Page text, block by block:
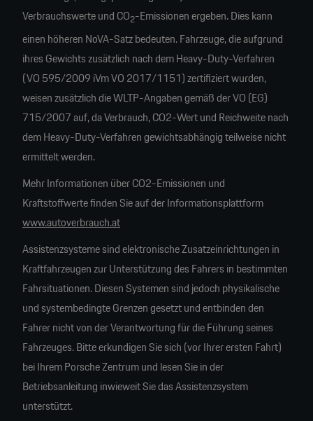
Verbrauchswerte und CO2-Emissionen ergeben. Dies kann
einen höheren NoVA-Satz bedeuten. Fahrzeuge, die aufgrund
ihres Gewichts zusätzlich nach dem Heavy-Duty-Verfahren
(VO 595/2009 iVm VO 2017/1151) zertifiziert wurden,
weisen zusätzlich die WLTP-Angaben gemäß der VO (EG)
715/2007 auf, da Verbrauch, CO2-Wert und Reichweite nach
dem Heavy-Duty-Verfahren gewichtsabhängig teilweise nicht
ermittelt werden.
Mehr Informationen über CO2-Emissionen und
Kraftstoffwerte finden Sie auf der Informationsplattform
www.autoverbrauch.at
Assistenzsysteme sind elektronische Zusatzeinrichtungen in
Kraftfahrzeugen zur Unterstützung des Fahrers in bestimmten
Fahrsituationen. Diesen Systemen sind jedoch physikalische
und systembedingte Grenzen gesetzt und entbinden den
Fahrer nicht von der Verantwortung für die Führung seines
Fahrzeuges. Bitte erkundigen Sie sich (vor Ihrer ersten Fahrt)
bei Ihrem Porsche Zentrum und lesen Sie in der
Betriebsanleitung inwieweit Sie das Assistenzsystem
unterstützt.